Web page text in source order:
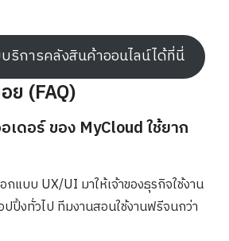
ริการคลังสินค้าออนไลน์ได้ที่นี่
(FAQ)
เดอร์ ของ MyCloud ใช้ยาก
กแบบ UX/UI มาให้เจ้าของธุรกิจใช้งาน
ปปิ้งทั่วไป ทีมงานสอนใช้งานฟรีจนกว่า